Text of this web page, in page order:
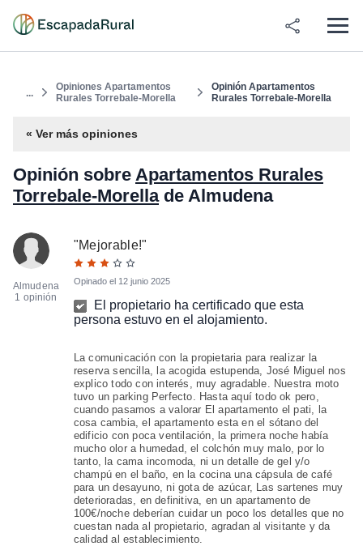
...
Opiniones Apartamentos
Rurales Torrebale-Morella
Opinión Apartamentos
Rurales Torrebale-Morella
« Ver más opiniones
Opinión sobre Apartamentos Rurales
Torrebale-Morellade Almudena
Almudena
1 opinión
"Mejorable!"
Opinado el 12 junio 2025
El propietario ha certificado que esta
persona estuvo en el alojamiento.
La comunicación con la propietaria para realizar la
reserva sencilla, la acogida estupenda, José Miguel nos
explico todo con interés, muy agradable. Nuestra moto
tuvo un parking Perfecto. Hasta aquí todo ok pero,
cuando pasamos a valorar El apartamento el pati, la
cosa cambia, el apartamento esta en el sótano del
edificio con poca ventilación, la primera noche había
mucho olor a humedad, el colchón muy malo, por lo
tanto, la cama incomoda, ni un detalle de gel y/o
champú en el baño, en la cocina una cápsula de café
para un desayuno, ni gota de azúcar, Las sartenes muy
deterioradas, en definitiva, en un apartamento de
100€/noche deberían cuidar un poco los detalles que no
cuestan nada al propietario, agradan al visitante y da
calidad al establecimiento.